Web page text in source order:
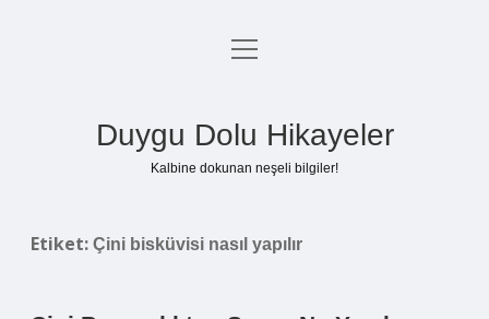
Anasayfa
menüyü
Duygu Dolu Hikayeler
Kalbine dokunan neşeli bilgiler!
Etiket: Çini bisküvisi nasıl yapılır